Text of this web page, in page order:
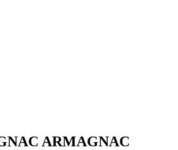
ARMAGNAC